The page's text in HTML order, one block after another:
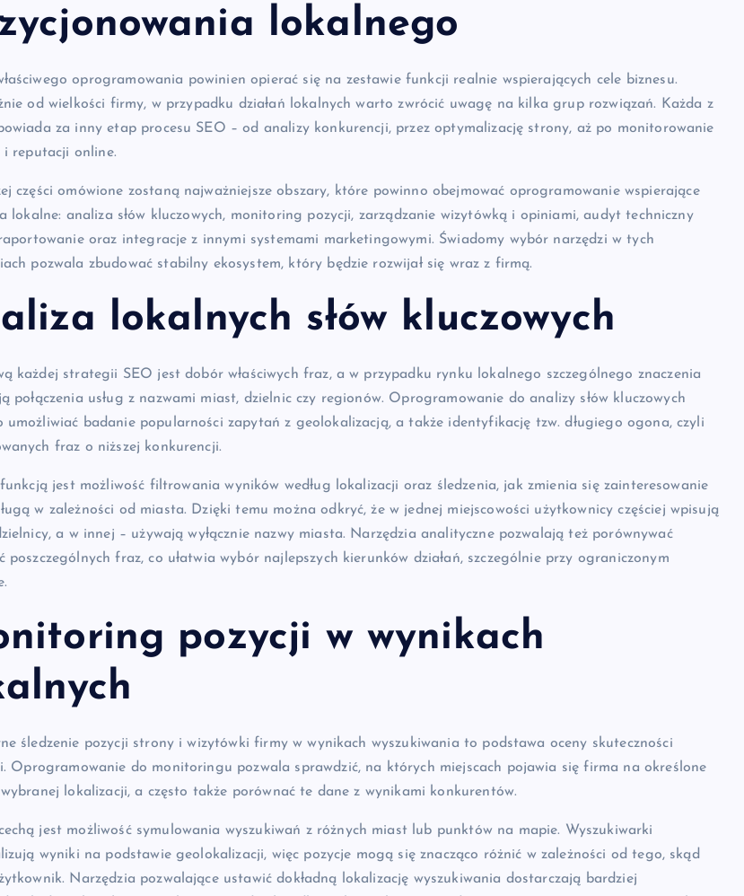
lokalnego
oprogramowania powinien opierać się na zestawie funkcji realnie wspierających cele biznesu.
od wielkości firmy, w przypadku działań lokalnych warto zwrócić uwagę na kilka grup rozwiązań. Każda z
za inny etap procesu SEO – od analizy konkurencji, przez optymalizację strony, aż po monitorowanie
i reputacji online.
części omówione zostaną najważniejsze obszary, które powinno obejmować oprogramowanie wspierające
lokalne: analiza słów kluczowych, monitoring pozycji, zarządzanie wizytówką i opiniami, audyt techniczny
oraz integracje z innymi systemami marketingowymi. Świadomy wybór narzędzi w tych
pozwala zbudować stabilny ekosystem, który będzie rozwijał się wraz z firmą.
lokalnych słów kluczowych
każdej strategii SEO jest dobór właściwych fraz, a w przypadku rynku lokalnego szczególnego znaczenia
połączenia usług z nazwami miast, dzielnic czy regionów. Oprogramowanie do analizy słów kluczowych
umożliwiać badanie popularności zapytań z geolokalizacją, a także identyfikację tzw. długiego ogona, czyli
fraz o niższej konkurencji.
jest możliwość filtrowania wyników według lokalizacji oraz śledzenia, jak zmienia się zainteresowanie
w zależności od miasta. Dzięki temu można odkryć, że w jednej miejscowości użytkownicy częściej wpisują
a w innej – używają wyłącznie nazwy miasta. Narzędzia analityczne pozwalają też porównywać
poszczególnych fraz, co ułatwia wybór najlepszych kierunków działań, szczególnie przy ograniczonym
pozycji w wynikach
śledzenie pozycji strony i wizytówki firmy w wynikach wyszukiwania to podstawa oceny skuteczności
Oprogramowanie do monitoringu pozwala sprawdzić, na których miejscach pojawia się firma na określone
lokalizacji, a często także porównać te dane z wynikami konkurentów.
jest możliwość symulowania wyszukiwań z różnych miast lub punktów na mapie. Wyszukiwarki
wyniki na podstawie geolokalizacji, więc pozycje mogą się znacząco różnić w zależności od tego, skąd
Narzędzia pozwalające ustawić dokładną lokalizację wyszukiwania dostarczają bardziej